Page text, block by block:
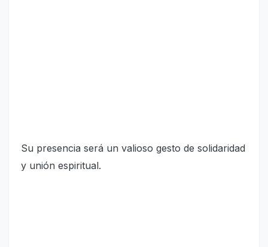
Su presencia será un valioso gesto de solidaridad
y unión espiritual.